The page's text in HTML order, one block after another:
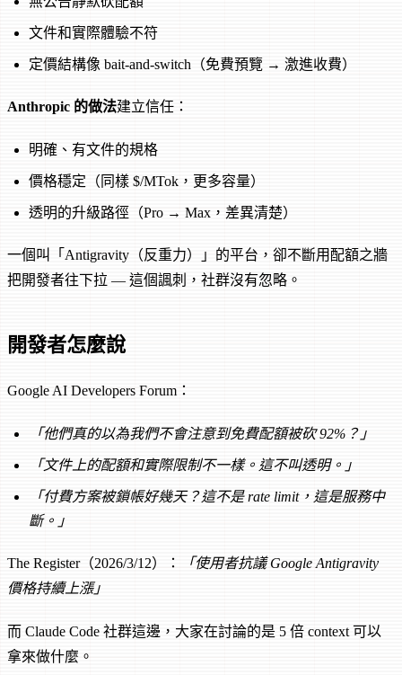
文件和實際體驗不符
定價結構像 bait-and-switch（免費預覽 → 激進收費）
Anthropic 的做法建立信任：
明確、有文件的規格
價格穩定（同樣 $/MTok，更多容量）
透明的升級路徑（Pro → Max，差異清楚）
一個叫「Antigravity（反重力）」的平台，卻不斷用配額之牆
把開發者往下拉 — 這個諷刺，社群沒有忽略。
開發者怎麼說
Google AI Developers Forum：
「他們真的以為我們不會注意到免費配額被砍 92%？」
「文件上的配額和實際限制不一樣。這不叫透明。」
「付費方案被鎖帳好幾天？這不是 rate limit，這是服務中
斷。」
The Register（2026/3/12）：
「使用者抗議 Google Antigravity
價格持續上漲」
而 Claude Code 社群這邊，大家在討論的是 5 倍 context 可以
拿來做什麼。